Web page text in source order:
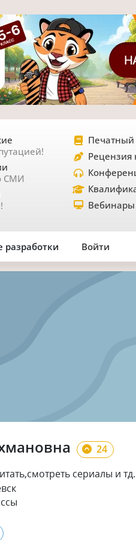
СМИ
Печатный
Рецензия
Вебинары
разработки Войти
24
сериалы и тд.